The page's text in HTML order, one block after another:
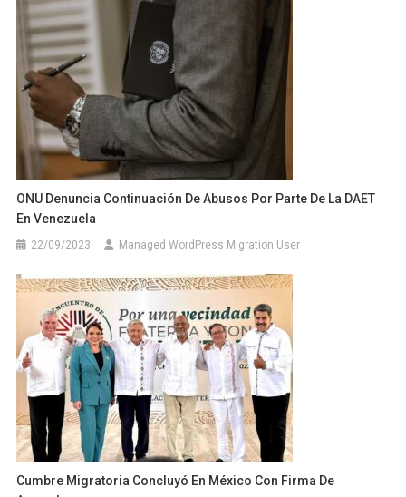
ONU Denuncia Continuación De Abusos Por Parte De La DAET
En Venezuela
22/09/2023 Managed WordPress Migration User
Cumbre Migratoria Concluyó En México Con Firma De